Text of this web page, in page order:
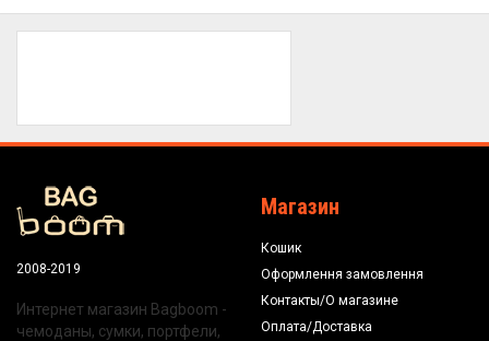
2008-2019
Интернет магазин Bagboom -
чемоданы, сумки, портфели,
Магазин
Кошик
Оформлення замовлення
Контакты/О магазине
Оплата/Доставка